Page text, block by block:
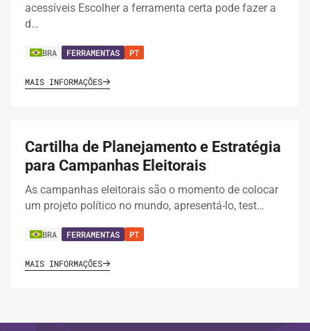
acessíveis Escolher a ferramenta certa pode fazer a
d…
BRA FERRAMENTAS PT
MAIS INFORMAÇÕES
Cartilha de Planejamento e Estratégia
para Campanhas Eleitorais
As campanhas eleitorais são o momento de colocar
um projeto político no mundo, apresentá-lo, test…
BRA FERRAMENTAS PT
MAIS INFORMAÇÕES